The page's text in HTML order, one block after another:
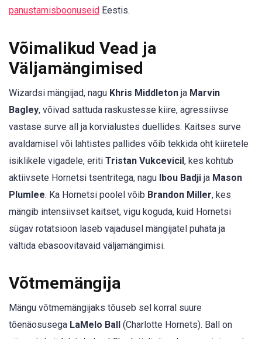
panustamisboonuseid Eestis.
Võimalikud Vead ja
Väljamängimised
Wizardsi mängijad, nagu Khris Middleton ja Marvin
Bagley, võivad sattuda raskustesse kiire, agressiivse
vastase surve all ja korvialustes duellides. Kaitses surve
avaldamisel või lahtistes pallides võib tekkida oht kiiretele
isiklikele vigadele, eriti Tristan Vukcevicil, kes kohtub
aktiivsete Hornetsi tsentritega, nagu Ibou Badji ja Mason
Plumlee. Ka Hornetsi poolel võib Brandon Miller, kes
mängib intensiivset kaitset, vigu koguda, kuid Hornetsi
sügav rotatsioon laseb vajadusel mängijatel puhata ja
vältida ebasoovitavaid väljamängimisi.
Võtmemängija
Mängu võtmemängijaks tõuseb sel korral suure
tõenäosusega LaMelo Ball (Charlotte Hornets). Ball on